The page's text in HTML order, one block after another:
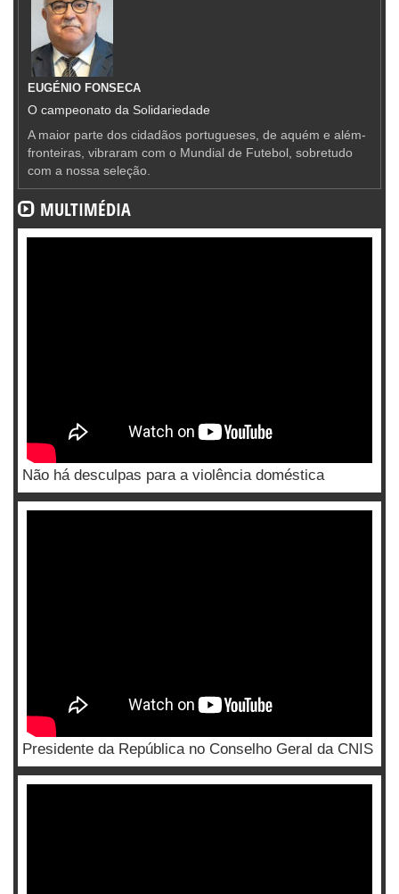
EUGÉNIO FONSECA
O campeonato da Solidariedade
A maior parte dos cidadãos portugueses, de aquém e além-
fronteiras, vibraram com o Mundial de Futebol, sobretudo
com a nossa seleção.
MULTIMÉDIA
Não há desculpas para a violência doméstica
Presidente da República no Conselho Geral da CNIS